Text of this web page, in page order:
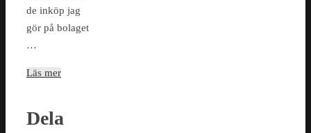
de inköp jag
gör på bolaget
…
Läs mer
Dela